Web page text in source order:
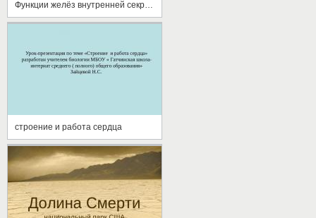
строение и работа сердца